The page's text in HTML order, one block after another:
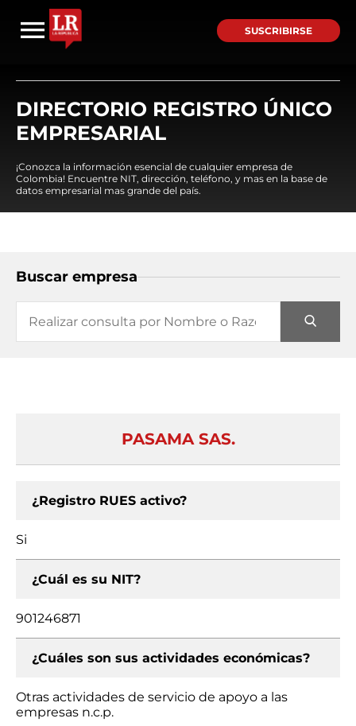
SUSCRIBIRSE
DIRECTORIO REGISTRO ÚNICO
EMPRESARIAL
¡Conozca la información esencial de cualquier empresa de
Colombia! Encuentre NIT, dirección, teléfono, y mas en la base de
datos empresarial mas grande del país.
Buscar empresa
PASAMA SAS.
¿Registro RUES activo?
Si
¿Cuál es su NIT?
901246871
¿Cuáles son sus actividades económicas?
Otras actividades de servicio de apoyo a las
empresas n.c.p.